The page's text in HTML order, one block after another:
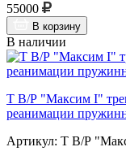
55000
В корзину
В наличии
Т В/Р "Максим I"
реанимации
Артикул: Т В/Р